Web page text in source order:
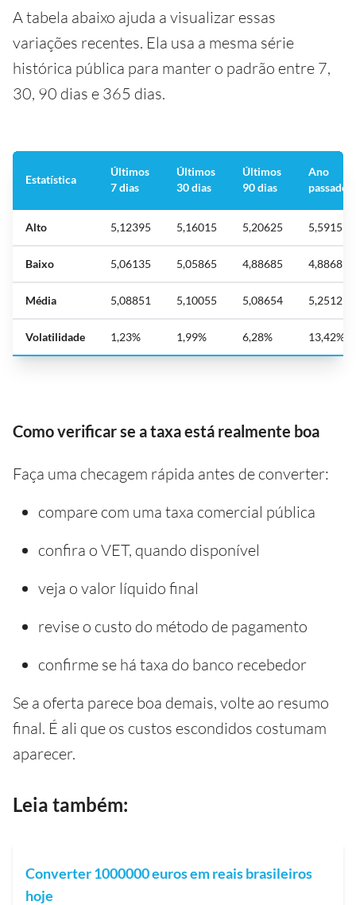
A tabela abaixo ajuda a visualizar essas
variações recentes. Ela usa a mesma série
histórica pública para manter o padrão entre 7,
30, 90 dias e 365 dias.
Estatística
Últimos
7 dias
Últimos
30 dias
Últimos
90 dias
Ano
passado
Alto 5,12395 5,16015 5,20625 5,5915
Baixo 5,06135 5,05865 4,88685 4,88685
Média 5,08851 5,10055 5,08654 5,25129
Volatilidade 1,23% 1,99% 6,28% 13,42%
Como verificar se a taxa está realmente boa
Faça uma checagem rápida antes de converter:
compare com uma taxa comercial pública
confira o VET, quando disponível
veja o valor líquido final
revise o custo do método de pagamento
confirme se há taxa do banco recebedor
Se a oferta parece boa demais, volte ao resumo
final. É ali que os custos escondidos costumam
aparecer.
Leia também:
Converter 1000000 euros em reais brasileiros
hoje